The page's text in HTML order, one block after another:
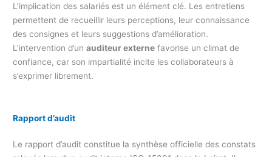
L’implication des salariés est un élément clé. Les entretiens
permettent de recueillir leurs perceptions, leur connaissance
des consignes et leurs suggestions d’amélioration.
L’intervention d’unauditeur externe favorise un climat de
confiance, car son impartialité incite les collaborateurs à
s’exprimer librement.
Rapport d’audit
Le rapport d’audit constitue la synthèse officielle des constats